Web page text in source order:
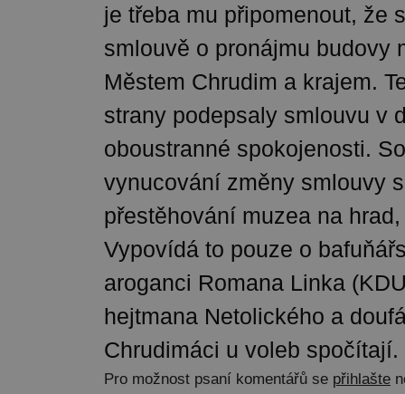
je třeba mu připomenout, že
smlouvě o pronájmu budovy
Městem Chrudim a krajem.
strany podepsaly smlouvu v
oboustranné spokojenosti.
vynucování změny smlouvy
přestěhování muzea na
Vypovídá to pouze o
aroganci Romana Linka
hejtmana Netolického a
Chrudimáci u voleb spočítají.
Pro možnost psaní komentářů se přihlašte